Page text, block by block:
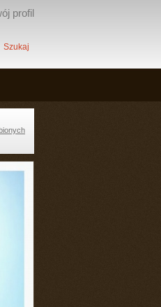
profil
Szukaj